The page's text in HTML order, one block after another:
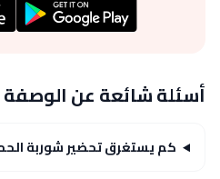
أسئلة شائعة عن الوصفة
كم يستغرق تحضير شوربة